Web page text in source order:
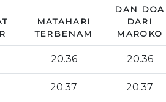
MATAHARI
TERBENAM
DAN DOA
DARI
MAROKO
20.36 20.36
20.37 20.37